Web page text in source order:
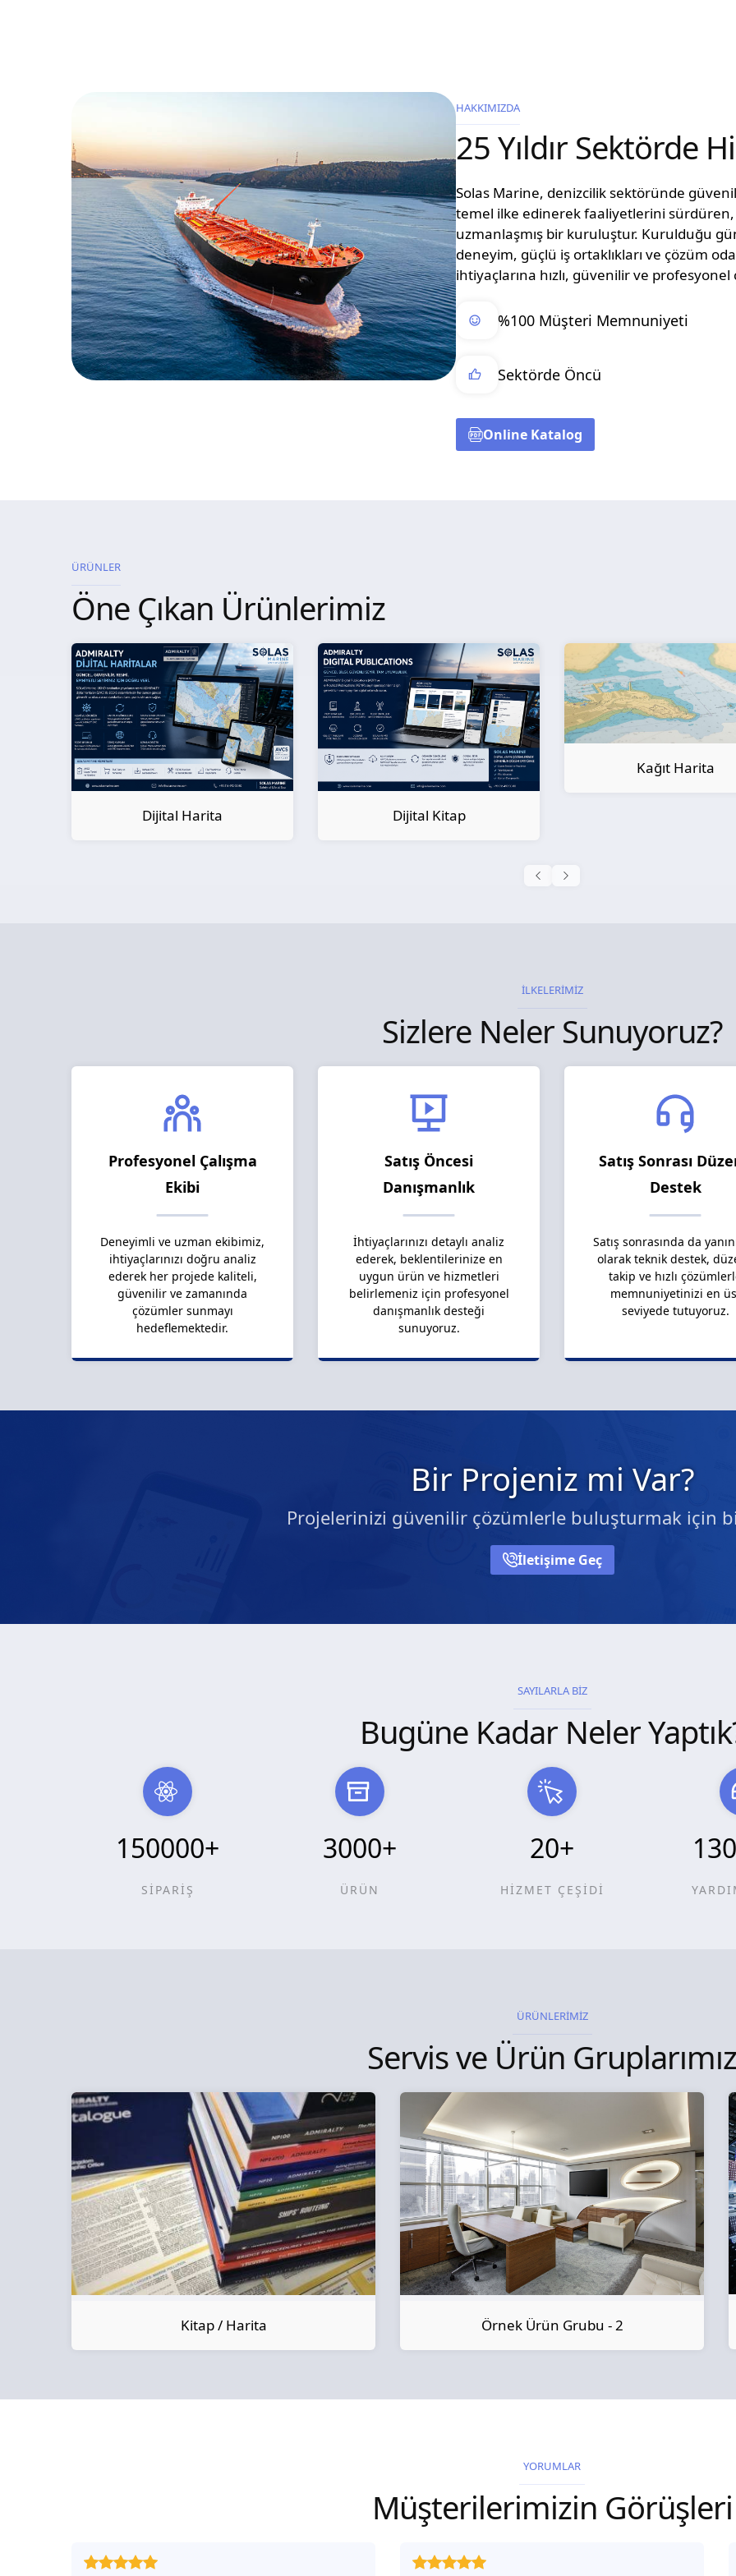
HAKKIMIZDA
25 Yıldır Sektörde
Solas Marine, denizcilik sektöründe
temel ilke edinerek faaliyetlerini
uzmanlaşmış bir kuruluştur. Kurulduğu
deneyim, güçlü iş ortaklıkları ve çözüm
ihtiyaçlarına hızlı, güvenilir ve
%100 Müşteri Memnuniyeti
Sektörde Öncü
Online Katalog
ÜRÜNLER
Öne Çıkan Ürünlerimiz
Dijital Kitap
Kağıt Harita
İLKELERİMİZ
Sizlere Neler Sunuyoruz?
Profesyonel Çalışma
Ekibi
Deneyimli ve uzman ekibimiz,
ihtiyaçlarınızı doğru analiz
ederek her projede kaliteli,
güvenilir ve zamanında
çözümler sunmayı
hedeflemektedir.
Satış Öncesi
Danışmanlık
İhtiyaçlarınızı detaylı analiz
ederek, beklentilerinize en
uygun ürün ve hizmetleri
belirlemeniz için profesyonel
danışmanlık desteği
sunuyoruz.
Satış Sonrası
Destek
Satış sonrasında da
olarak teknik destek,
takip ve hızlı
memnuniyetinizi en
seviyede tutuyoruz.
Bir Projeniz mi Var?
Projelerinizi güvenilir çözümlerle buluşturmak için
İletişime Geç
SAYILARLA BİZ
Bugüne Kadar Neler
150000+
SİPARİŞ
3000+
ÜRÜN
20+
HİZMET ÇEŞİDİ
ÜRÜNLERİMİZ
Servis ve Ürün Gruplarımız
Kitap / Harita Örnek Ürün Grubu - 2
YORUMLAR
Müşterilerimizin Görüşleri